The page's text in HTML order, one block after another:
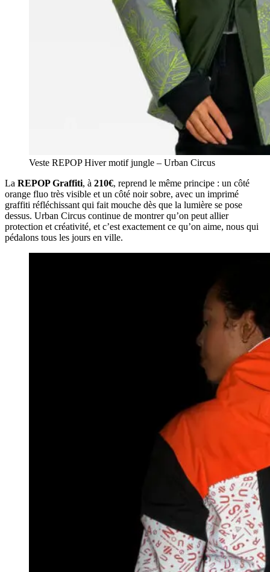
Veste REPOP Hiver motif jungle – Urban Circus
La REPOP Graffiti, à 210€, reprend le même principe : un côté
orange fluo très visible et un côté noir sobre, avec un imprimé
graffiti réfléchissant qui fait mouche dès que la lumière se pose
dessus. Urban Circus continue de montrer qu’on peut allier
protection et créativité, et c’est exactement ce qu’on aime, nous qui
pédalons tous les jours en ville.